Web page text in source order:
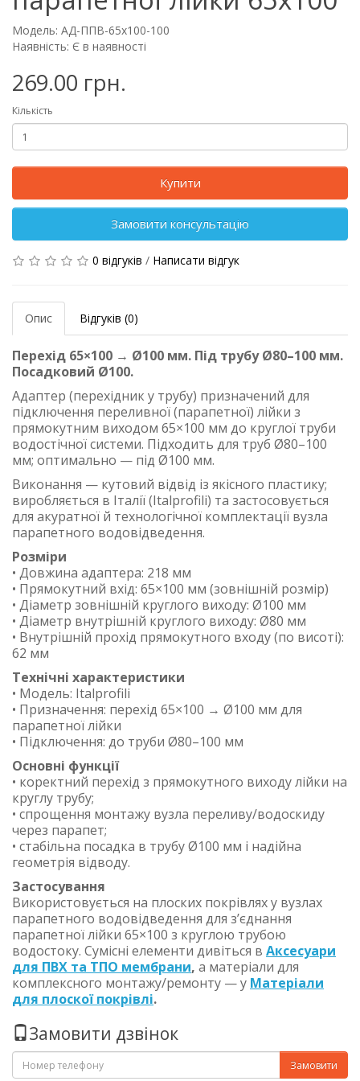
Модель: АД-ППВ-65x100-100
Наявність: Є в наявності
269.00 грн.
Кількість
Купити
Замовити консультацію
0 відгуків / Написати відгук
Опис Відгуків (0)
Перехід 65×100 → Ø100 мм. Під трубу Ø80–100 мм.
Посадковий Ø100.
Адаптер (перехідник у трубу) призначений для
підключення переливної (парапетної) лійки з
прямокутним виходом 65×100 мм до круглої труби
водостічної системи. Підходить для труб Ø80–100
мм; оптимально — під Ø100 мм.
Виконання — кутовий відвід із якісного пластику;
виробляється в Італії (Italprofili) та застосовується
для акуратної й технологічної комплектації вузла
парапетного водовідведення.
Розміри
• Довжина адаптера: 218 мм
• Прямокутний вхід: 65×100 мм (зовнішній розмір)
• Діаметр зовнішній круглого виходу: Ø100 мм
• Діаметр внутрішній круглого виходу: Ø80 мм
• Внутрішній прохід прямокутного входу (по висоті):
62 мм
Технічні характеристики
• Модель: Italprofili
• Призначення: перехід 65×100 → Ø100 мм для
парапетної лійки
• Підключення: до труби Ø80–100 мм
Основні функції
• коректний перехід з прямокутного виходу лійки на
круглу трубу;
• спрощення монтажу вузла переливу/водоскиду
через парапет;
• стабільна посадка в трубу Ø100 мм і надійна
геометрія відводу.
Застосування
Використовується на плоских покрівлях у вузлах
парапетного водовідведення для з’єднання
парапетної лійки 65×100 з круглою трубою
водостоку. Сумісні елементи дивіться в Аксесуари
для ПВХ та ТПО мембрани, а матеріали для
комплексного монтажу/ремонту — у Матеріали
для плоскої покрівлі.
Замовити дзвінок
Замовити